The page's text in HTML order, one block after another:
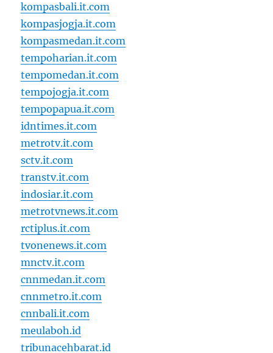
kompasbali.it.com
kompasjogja.it.com
kompasmedan.it.com
tempoharian.it.com
tempomedan.it.com
tempojogja.it.com
tempopapua.it.com
idntimes.it.com
metrotv.it.com
sctv.it.com
transtv.it.com
indosiar.it.com
metrotvnews.it.com
rctiplus.it.com
tvonenews.it.com
mnctv.it.com
cnnmedan.it.com
cnnmetro.it.com
cnnbali.it.com
meulaboh.id
tribunacehbarat.id